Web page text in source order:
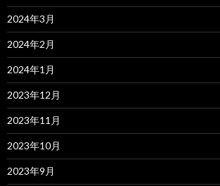
2024年3月
2024年2月
2024年1月
2023年12月
2023年11月
2023年10月
2023年9月